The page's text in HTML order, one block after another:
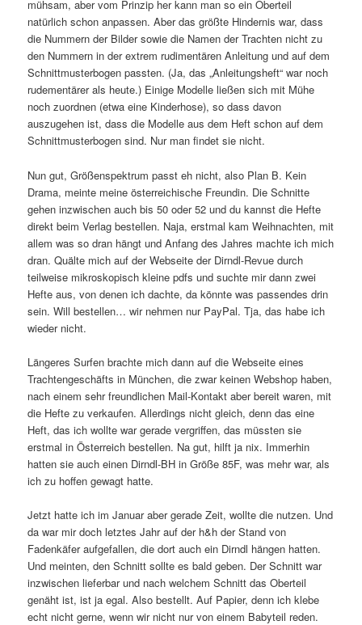
mühsam, aber vom Prinzip her kann man so ein Oberteil
natürlich schon anpassen. Aber das größte Hindernis war, dass
die Nummern der Bilder sowie die Namen der Trachten nicht zu
den Nummern in der extrem rudimentären Anleitung und auf dem
Schnittmusterbogen passten. (Ja, das „Anleitungsheft“ war noch
rudementärer als heute.) Einige Modelle ließen sich mit Mühe
noch zuordnen (etwa eine Kinderhose), so dass davon
auszugehen ist, dass die Modelle aus dem Heft schon auf dem
Schnittmusterbogen sind. Nur man findet sie nicht.
Nun gut, Größenspektrum passt eh nicht, also Plan B. Kein
Drama, meinte meine österreichische Freundin. Die Schnitte
gehen inzwischen auch bis 50 oder 52 und du kannst die Hefte
direkt beim Verlag bestellen. Naja, erstmal kam Weihnachten, mit
allem was so dran hängt und Anfang des Jahres machte ich mich
dran. Quälte mich auf der Webseite der Dirndl-Revue durch
teilweise mikroskopisch kleine pdfs und suchte mir dann zwei
Hefte aus, von denen ich dachte, da könnte was passendes drin
sein. Will bestellen… wir nehmen nur PayPal. Tja, das habe ich
wieder nicht.
Längeres Surfen brachte mich dann auf die Webseite eines
Trachtengeschäfts in München, die zwar keinen Webshop haben,
nach einem sehr freundlichen Mail-Kontakt aber bereit waren, mit
die Hefte zu verkaufen. Allerdings nicht gleich, denn das eine
Heft, das ich wollte war gerade vergriffen, das müssten sie
erstmal in Österreich bestellen. Na gut, hilft ja nix. Immerhin
hatten sie auch einen Dirndl-BH in Größe 85F, was mehr war, als
ich zu hoffen gewagt hatte.
Jetzt hatte ich im Januar aber gerade Zeit, wollte die nutzen. Und
da war mir doch letztes Jahr auf der h&h der Stand von
Fadenkäfer aufgefallen, die dort auch ein Dirndl hängen hatten.
Und meinten, den Schnitt sollte es bald geben. Der Schnitt war
inzwischen lieferbar und nach welchem Schnitt das Oberteil
genäht ist, ist ja egal. Also bestellt. Auf Papier, denn ich klebe
echt nicht gerne, wenn wir nicht nur von einem Babyteil reden.